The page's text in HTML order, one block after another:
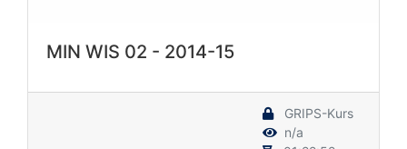
MIN WIS 02 - 2014-15
GRIPS-Kurs
n/a